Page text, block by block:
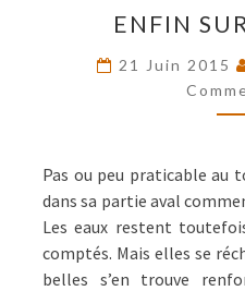
ENFIN
21 Juin 2015
Pas ou peu praticable au
dans sa partie aval
Les eaux restent
comptés. Mais elles se
belles s’en trouve